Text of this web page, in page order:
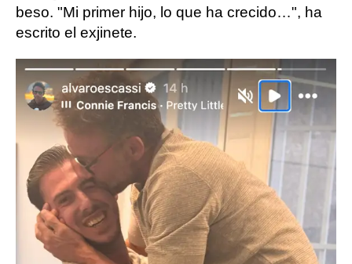
beso. "Mi primer hijo, lo que ha crecido…", ha
escrito el exjinete.